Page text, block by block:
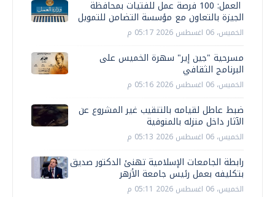
العمل: 100 فرصة عمل للفتيات بمحافظة
الجيزة بالتعاون مع مؤسسة التضامن للتمويل
الخميس، 06 اغسطس 2026 05:17 م
مسرحية "جين إير" سهرة الخميس على
البرنامج الثقافي
الخميس، 06 اغسطس 2026 05:16 م
ضبط عاطل لقيامه بالتنقيب غير المشروع عن
الآثار داخل منزله بالمنوفية
الخميس، 06 اغسطس 2026 05:13 م
رابطة الجامعات الإسلامية تهنئ الدكتور صديق
بتكليفه بعمل رئيس جامعة الأزهر
الخميس، 06 اغسطس 2026 05:11 م